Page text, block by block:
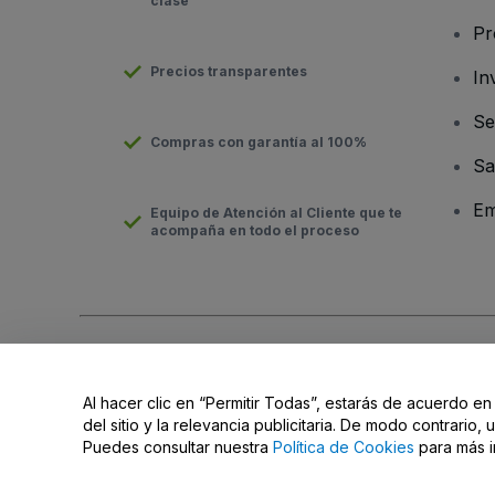
Precios transparentes
Compras con garantía al 100%
Equipo de Atención al Cliente que te
acompaña en todo el proceso
No compartir mi información personal ni tus opciones de
Al hacer clic en “Permitir Todas”, estarás de acuerdo
del sitio y la relevancia publicitaria. De modo contrario,
Puedes consultar nuestra Política de Cookies para más